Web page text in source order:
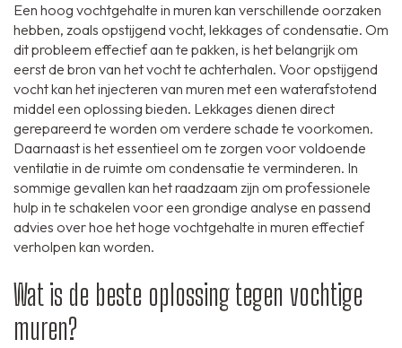
Een hoog vochtgehalte in muren kan verschillende oorzaken
hebben, zoals opstijgend vocht, lekkages of condensatie. Om
dit probleem effectief aan te pakken, is het belangrijk om
eerst de bron van het vocht te achterhalen. Voor opstijgend
vocht kan het injecteren van muren met een waterafstotend
middel een oplossing bieden. Lekkages dienen direct
gerepareerd te worden om verdere schade te voorkomen.
Daarnaast is het essentieel om te zorgen voor voldoende
ventilatie in de ruimte om condensatie te verminderen. In
sommige gevallen kan het raadzaam zijn om professionele
hulp in te schakelen voor een grondige analyse en passend
advies over hoe het hoge vochtgehalte in muren effectief
verholpen kan worden.
Wat is de beste oplossing tegen vochtige
muren?